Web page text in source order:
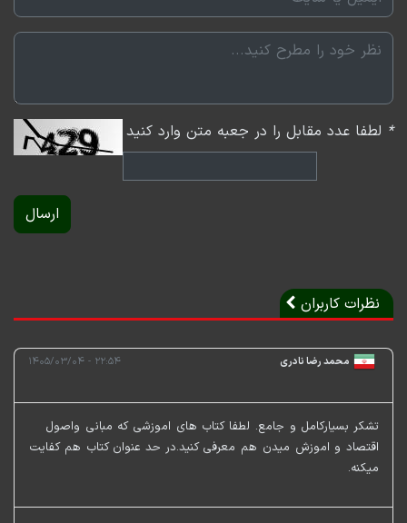
* لطفا عدد مقابل را در جعبه متن وارد کنید
ارسال
نظرات کاربران
محمد رضا نادری ۲۲:۵۴ - ۱۴۰۵/۰۳/۰۴
تشکر بسیارکامل و جامع. لطفا کتاب های اموزشی که مبانی واصول
اقتصاد و اموزش میدن هم معرفی کنید.در حد عنوان کتاب هم کفایت
میکنه.